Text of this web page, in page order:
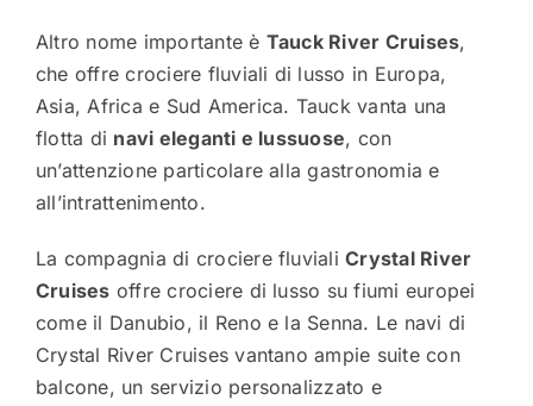
Altro nome importante è Tauck River Cruises,
che offre crociere fluviali di lusso in Europa,
Asia, Africa e Sud America. Tauck vanta una
flotta di navi eleganti e lussuose, con
un’attenzione particolare alla gastronomia e
all’intrattenimento.
La compagnia di crociere fluvialiCrystal River
Cruises offre crociere di lusso su fiumi europei
come il Danubio, il Reno e la Senna. Le navi di
Crystal River Cruises vantano ampie suite con
balcone, un servizio personalizzato e